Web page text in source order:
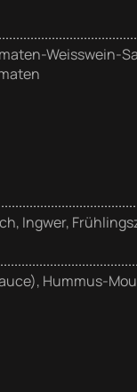
Weisswein-
Ingwer,
Hummus-